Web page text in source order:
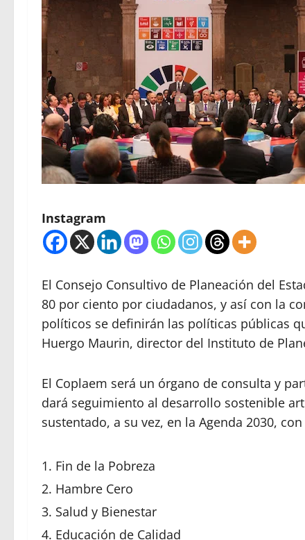
Instagram
El Consejo Consultivo de Planeación del
80 por ciento por ciudadanos, y así con la
políticos se definirán las políticas públicas
Huergo Maurin, director del Instituto de
El Coplaem será un órgano de consulta y
dará seguimiento al desarrollo sostenible
sustentado, a su vez, en la Agenda 2030,
Fin de la Pobreza
Hambre Cero
Salud y Bienestar
Educación de Calidad